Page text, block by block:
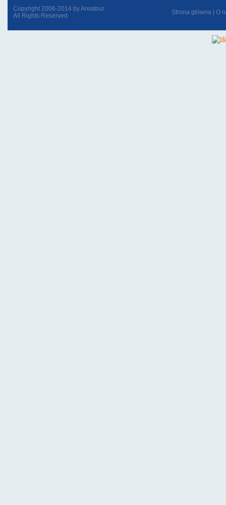
Copyright 2006-2014 by Areatour
All Rights Reserved
Strona główna O